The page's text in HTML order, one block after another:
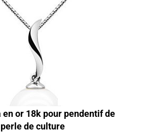
en or 18k pour pendentif de
perle de culture